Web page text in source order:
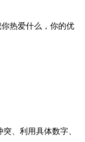
热爱什么，你的优
、利用具体数字、